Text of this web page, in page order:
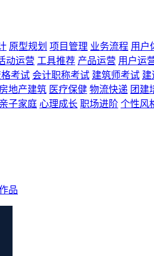
原型规划 项目管理 业务流程 用户
动运营 工具推荐 产品运营 用户运
考试 会计职称考试 建筑师考试 建
房地产建筑 医疗保健 物流快递 团建
亲子家庭 心理成长 职场进阶 个性风
品